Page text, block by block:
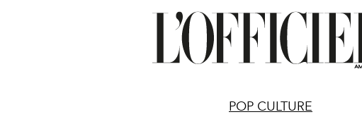
POP CULTURE